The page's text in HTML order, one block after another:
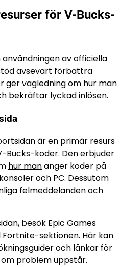
för V-Bucks-
användningen av officiella
avsevärt förbättra
ger vägledning om hur man
bekräftar lyckad inlösen.
är en primär resurs
Bucks-koder. Den erbjuder
hur mananger koder på
och PC. Dessutom
felmeddelanden och
besök Epic Games
sektionen. Här kan
och länkar för
problem uppstår.